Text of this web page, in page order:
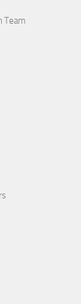
Team